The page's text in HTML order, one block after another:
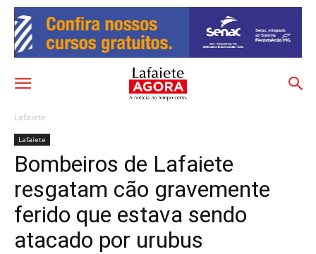
Lafaiete
Lafaiete
Bombeiros de Lafaiete
resgatam cão gravemente
ferido que estava sendo
atacado por urubus